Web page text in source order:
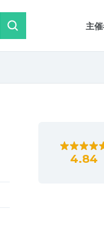
主
4.84